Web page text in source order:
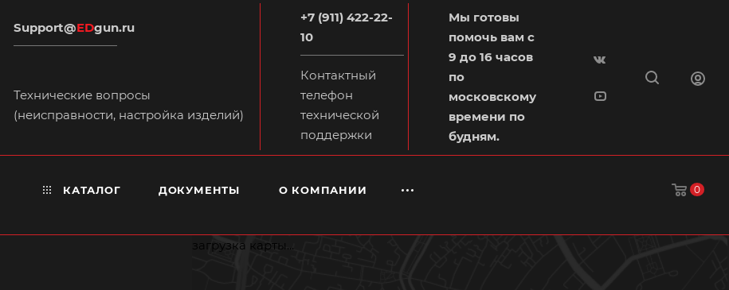
Support@EDgun.ru
+7 (911) 422-22-
10
Мы готовы
помочь вам с
9 до 16 часов
по
московскому
времени по
будням.
Технические вопросы
(неисправности, настройка изделий)
Контактный
телефон
технической
поддержки
0
КАТАЛОГ ДОКУМЕНТЫ О КОМПАНИИ
загрузка карты...